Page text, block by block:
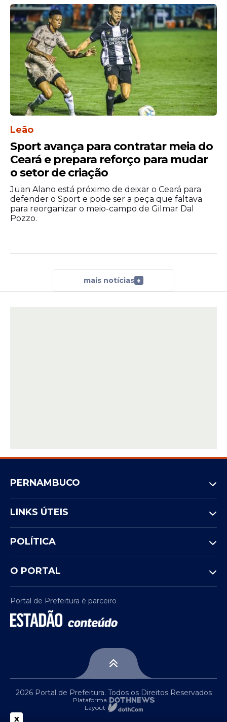
Horário:21h (de Brasília)
Local:Camping World Stadium, em
Orlando, nos Estados Unidos
Onde assistir:TV Globo, SporTV e GeTV
Da redação do Portal de Prefeitura com
informações da Olympics
Leão
Sport avança para contratar meia do
Ceará e prepara reforço para mudar
o setor de criação
Juan Alano está próximo de deixar o Ceará para
defender o Sport e pode ser a peça que faltava
para reorganizar o meio-campo de Gilmar Dal
Pozzo.
mais notícias +
PERNAMBUCO
LINKS ÚTEIS
POLÍTICA
O PORTAL
Portal de Prefeitura é parceiro
2026 Portal de Prefeitura. Todos os Direitos Reservados
Plataforma
Layout
x